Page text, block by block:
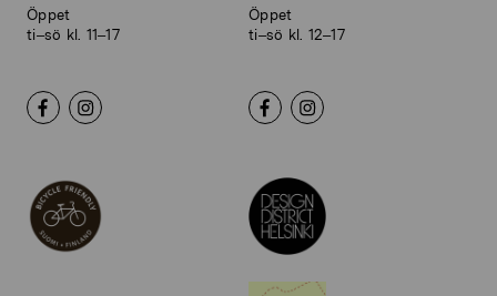
Öppet
ti–sö kl. 11–17
Öppet
ti–sö kl. 12–17